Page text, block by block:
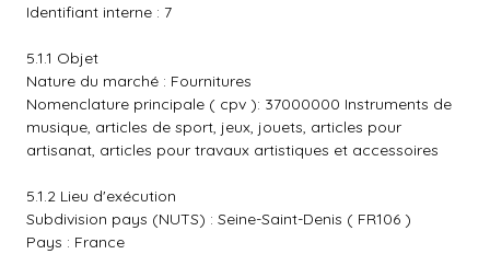
Identifiant interne : 7
5.1.1 Objet
Nature du marché : Fournitures
Nomenclature principale ( cpv ): 37000000 Instruments de
musique, articles de sport, jeux, jouets, articles pour
artisanat, articles pour travaux artistiques et accessoires
5.1.2 Lieu d'exécution
Subdivision pays (NUTS) : Seine-Saint-Denis ( FR106 )
Pays : France